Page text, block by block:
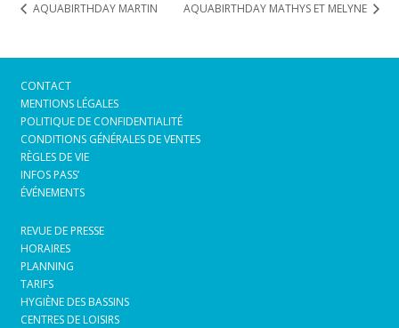
AQUABIRTHDAY MARTIN AQUABIRTHDAY MATHYS ET MELYNE
CONTACT
MENTIONS LÉGALES
POLITIQUE DE CONFIDENTIALITÉ
CONDITIONS GÉNÉRALES DE VENTES
RÈGLES DE VIE
INFOS PASS’
ÉVÉNEMENTS
REVUE DE PRESSE
HORAIRES
PLANNING
TARIFS
HYGIÈNE DES BASSINS
CENTRES DE LOISIRS